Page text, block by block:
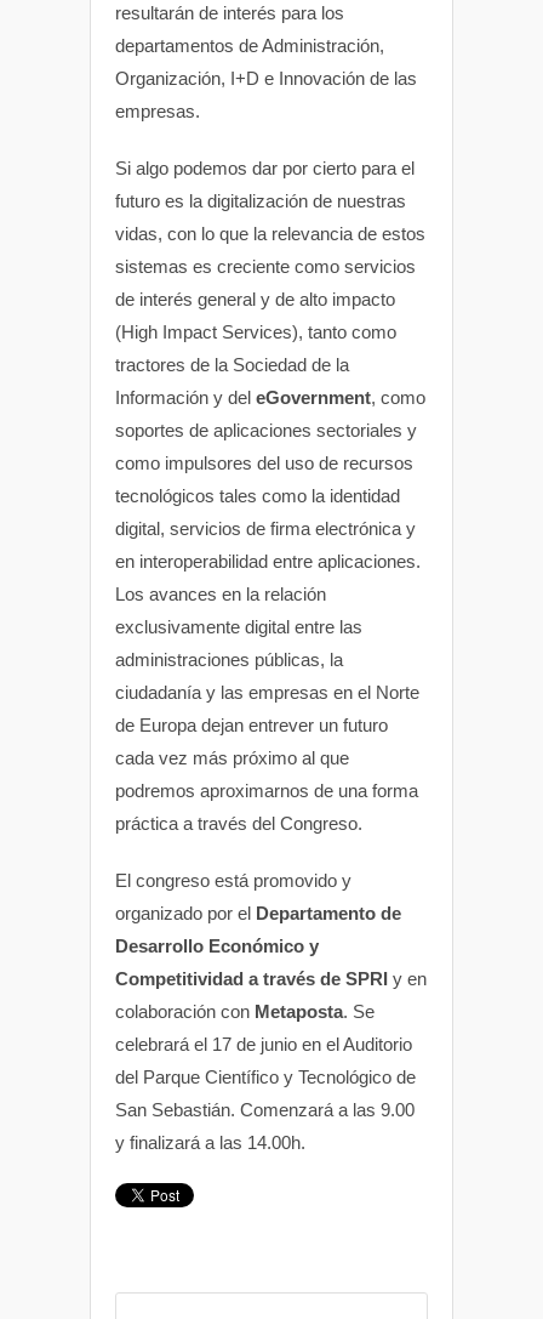
resultarán de interés para los
departamentos de Administración,
Organización, I+D e Innovación de las
empresas.
Si algo podemos dar por cierto para el
futuro es la digitalización de nuestras
vidas, con lo que la relevancia de estos
sistemas es creciente como servicios
de interés general y de alto impacto
(High Impact Services), tanto como
tractores de la Sociedad de la
Información y del eGovernment, como
soportes de aplicaciones sectoriales y
como impulsores del uso de recursos
tecnológicos tales como la identidad
digital, servicios de firma electrónica y
en interoperabilidad entre aplicaciones.
Los avances en la relación
exclusivamente digital entre las
administraciones públicas, la
ciudadanía y las empresas en el Norte
de Europa dejan entrever un futuro
cada vez más próximo al que
podremos aproximarnos de una forma
práctica a través del Congreso.
El congreso está promovido y
organizado por el Departamento de
Desarrollo Económico y
Competitividad a través de SPRI y en
colaboración con Metaposta. Se
celebrará el 17 de junio en el Auditorio
del Parque Científico y Tecnológico de
San Sebastián. Comenzará a las 9.00
y finalizará a las 14.00h.